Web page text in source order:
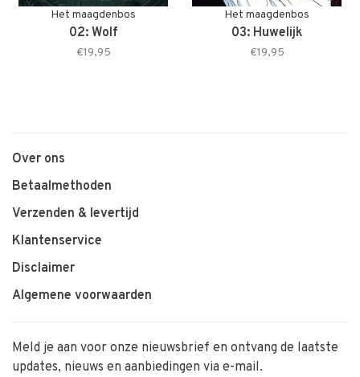
Het maagdenbos
02: Wolf
€19,95
Het maagdenbos
03: Huwelijk
€19,95
Over ons
Betaalmethoden
Verzenden & levertijd
Klantenservice
Disclaimer
Algemene voorwaarden
Meld je aan voor onze nieuwsbrief en ontvang de laatste
updates, nieuws en aanbiedingen via e-mail.